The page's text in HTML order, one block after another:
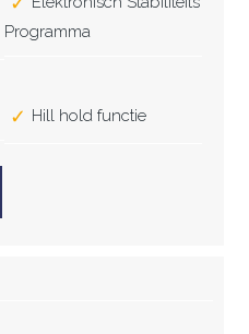
Programma
Hill hold functie